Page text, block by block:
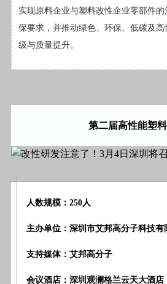
实现原料企业与塑料改性企业零部件
保要求，并推动绿色、环保、低碳及
级与质量提升。
第二届高性能塑
人数规模：250人
主办单位：深圳市艾邦高分子科技有
支持媒体：艾邦高分子
会议酒店：深圳观澜格兰云天大酒店